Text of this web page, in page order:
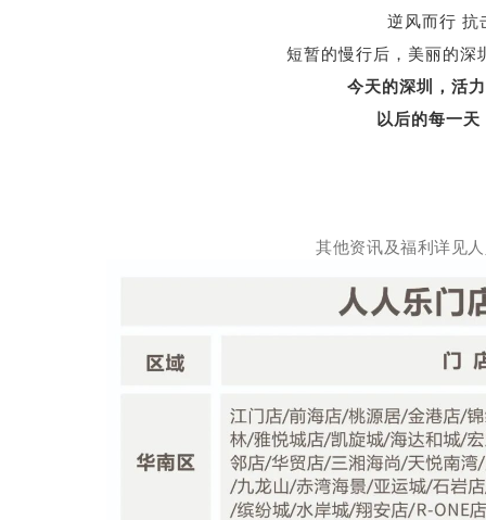
逆风而行 抗
短暂的慢行后，美丽的深
今天的深圳，活
以后的每一天
其他资讯及福利详见